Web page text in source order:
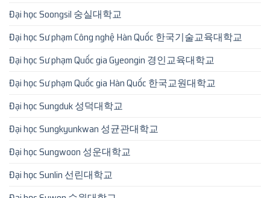
Đại học Soongsil 숭실대학교
Đại học Sư phạm Công nghệ Hàn Quốc 한국기술교육대학교
Đại học Sư phạm Quốc gia Gyeongin 경인교육대학교
Đại học Sư phạm Quốc gia Hàn Quốc 한국교원대학교
Đại học Sungduk 성덕대학교
Đại học Sungkyunkwan 성균관대학교
Đại học Sungwoon 성운대학교
Đại học Sunlin 선린대학교